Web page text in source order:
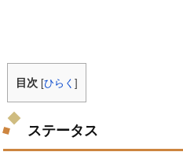
目次 [ひらく]
ステータス